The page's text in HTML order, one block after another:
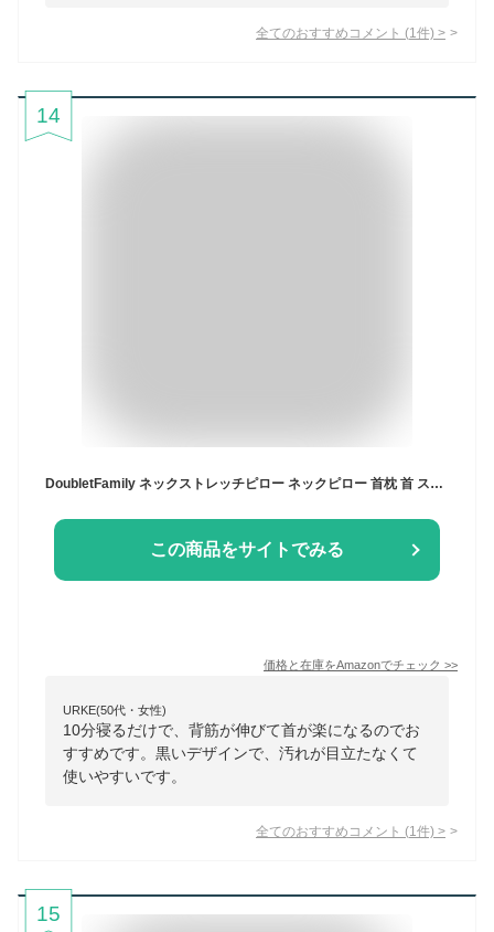
全てのおすすめコメント (1 件) >
14
DoubletFamily ネックストレッチピロー ネックピロー 首枕 首 ストレッチ 10分寝るだけ 首筋を伸ばす 首 マッサージ リラックス 便利グッズ 記念日 プレゼント
この商品をサイトでみる
価格と在庫をAmazonでチェック >>
URKE(50代・女性)
10分寝るだけで、背筋が伸びて首が楽になるのでお
すすめです。黒いデザインで、汚れが目立たなくて
使いやすいです。
全てのおすすめコメント (1 件) >
15